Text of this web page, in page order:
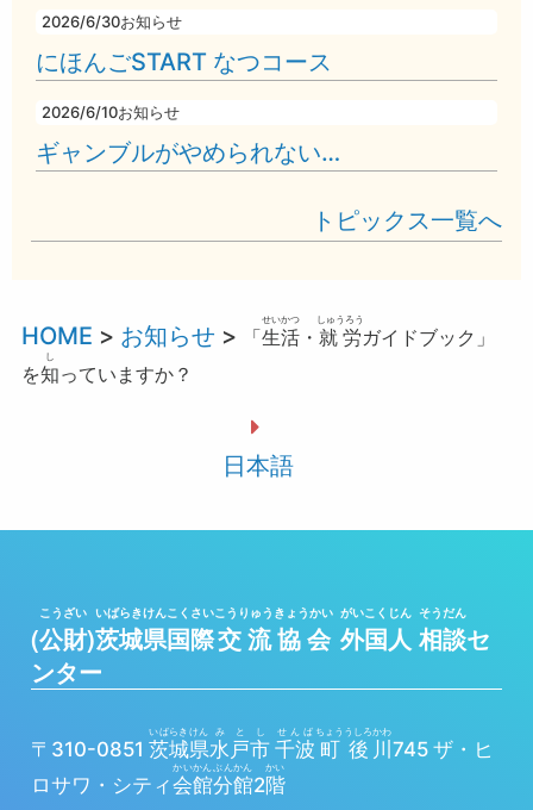
2026/6/30お知らせ
にほんごSTART なつコース
2026/6/10お知らせ
ギャンブルがやめられない…
トピックス一覧へ
HOME > お知らせ > 「生活
せいかつ
・ 就労
しゅうろう
ガイドブック」
を知
し
っていますか？
日本語
(公財
こうざい
)茨城県
いばらきけん
国際
こくさい
交流
こうりゅう
協会
きょうかい
外国人
がいこくじん
相談
そうだん
セ
ンター
〒310-0851 茨城県
いばらきけん
水戸市
みとし
千波
せんば
町
ちょう
後
うしろ
川
かわ
745 ザ・ヒ
ロサワ・シティ会館
かいかん
分館
ぶんかん
2階
かい